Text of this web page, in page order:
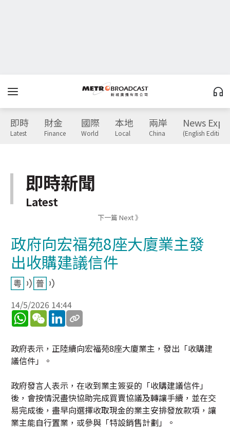
即時
Latest
財金
Finance
國際
World
本地
Local
兩岸
China
News
(English Edition)
即時新聞
Latest
下一篇 Next 》
政府向宏福苑8座大廈業主發
出收購建議信件
14/5/2026 14:44
WhatsApp
WeChatLinkedIn
政府表示，正陸續向宏福苑8座大廈業主，發出「收購建
議信件」。
政府發言人表示，在收到業主簽妥的「收購建議信件」
後，會按情況盡快協助完成買賣協議及轉讓手續，並在交
易完成後，盡早向選擇收取現金的業主安排發放款項，讓
業主能自行置業，或參與「特設銷售計劃」。